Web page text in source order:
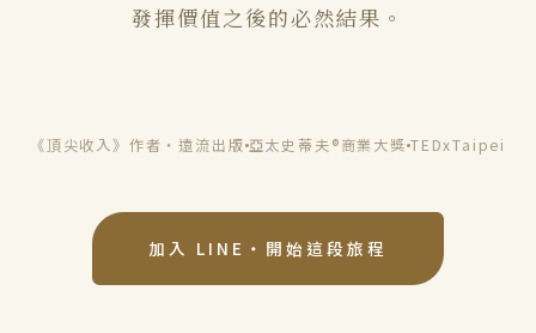
發揮價值之後的必然結果。
《頂尖收入》作者・遠流出版 亞太史蒂夫®商業大獎 TEDxTaipei
加入 LINE・開始這段旅程